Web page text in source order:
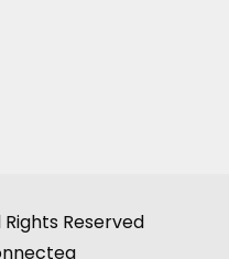
Reserved